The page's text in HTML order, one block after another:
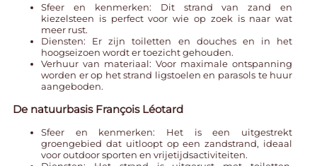
Sfeer en kenmerken: Dit strand van zand en
kiezelsteen is perfect voor wie op zoek is naar wat
meer rust.
Diensten: Er zijn toiletten en douches en in het
hoogseizoen wordt er toezicht gehouden.
Verhuur van materiaal: Voor maximale ontspanning
worden er op het strand ligstoelen en parasols te huur
aangeboden.
De natuurbasis François Léotard
Sfeer en kenmerken: Het is een uitgestrekt
groengebied dat uitloopt op een zandstrand, ideaal
voor outdoor sporten en vrijetijdsactiviteiten.